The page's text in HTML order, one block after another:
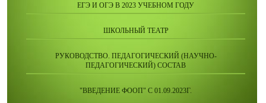
ЕГЭ И ОГЭ В 2023 УЧЕБНОМ ГОДУ
ШКОЛЬНЫЙ ТЕАТР
РУКОВОДСТВО. ПЕДАГОГИЧЕСКИЙ (НАУЧНО-
ПЕДАГОГИЧЕСКИЙ) СОСТАВ
"ВВЕДЕНИЕ ФООП" С 01.09.2023Г.